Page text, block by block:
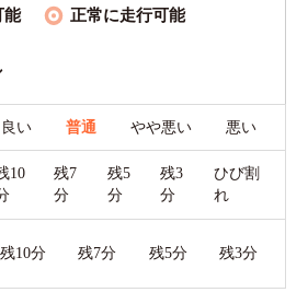
能 正常に走行可能
良い 普通 やや悪い 悪い
10
残7
分
残5
分
残3
分
ひび割
れ
残10分 残7分 残5分 残3分